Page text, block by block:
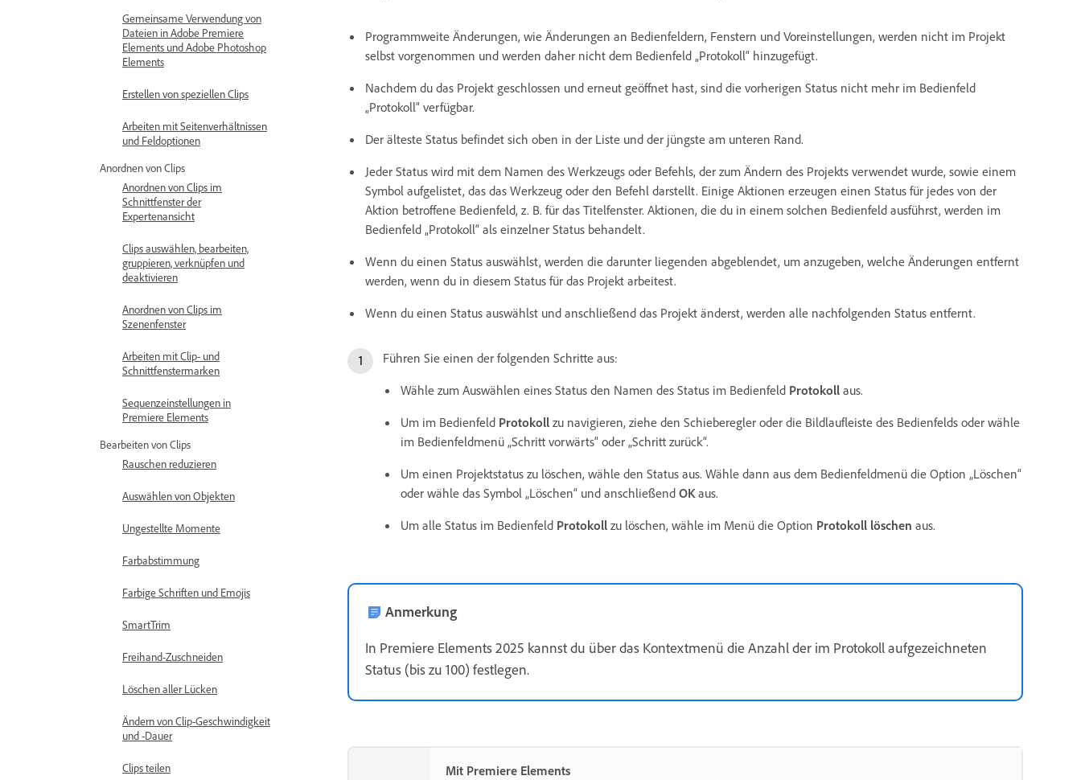
Gemeinsame Verwendung von
Dateien in Adobe Premiere
Elements und Adobe Photoshop
Elements
Erstellen von speziellen Clips
Arbeiten mit Seitenverhältnissen
und Feldoptionen
Anordnen von Clips
Anordnen von Clips im
Schnittfenster der
Expertenansicht
Clips auswählen, bearbeiten,
gruppieren, verknüpfen und
deaktivieren
Anordnen von Clips im
Szenenfenster
Arbeiten mit Clip- und
Schnittfenstermarken
Sequenzeinstellungen in
Premiere Elements
Bearbeiten von Clips
Rauschen reduzieren
Auswählen von Objekten
Ungestellte Momente
Farbabstimmung
Farbige Schriften und Emojis
SmartTrim
Freihand-Zuschneiden
Löschen aller Lücken
Ändern von Clip-Geschwindigkeit
und -Dauer
Clips teilen
Programmweite Änderungen, wie Änderungen an Bedienfeldern, Fenstern und Voreinstellungen, werden nicht im Projekt
selbst vorgenommen und werden daher nicht dem Bedienfeld „Protokoll“ hinzugefügt.
Nachdem du das Projekt geschlossen und erneut geöffnet hast, sind die vorherigen Status nicht mehr im Bedienfeld
„Protokoll“ verfügbar.
Der älteste Status befindet sich oben in der Liste und der jüngste am unteren Rand.
Jeder Status wird mit dem Namen des Werkzeugs oder Befehls, der zum Ändern des Projekts verwendet wurde, sowie einem
Symbol aufgelistet, das das Werkzeug oder den Befehl darstellt. Einige Aktionen erzeugen einen Status für jedes von der
Aktion betroffene Bedienfeld, z. B. für das Titelfenster. Aktionen, die du in einem solchen Bedienfeld ausführst, werden im
Bedienfeld „Protokoll“ als einzelner Status behandelt.
Wenn du einen Status auswählst, werden die darunter liegenden abgeblendet, um anzugeben, welche Änderungen entfernt
werden, wenn du in diesem Status für das Projekt arbeitest.
Wenn du einen Status auswählst und anschließend das Projekt änderst, werden alle nachfolgenden Status entfernt.
Führen Sie einen der folgenden Schritte aus:
Wähle zum Auswählen eines Status den Namen des Status im Bedienfeld Protokoll aus.
Um im Bedienfeld Protokoll zu navigieren, ziehe den Schieberegler oder die Bildlaufleiste des Bedienfelds oder wähle
im Bedienfeldmenü „Schritt vorwärts“ oder „Schritt zurück“.
Um einen Projektstatus zu löschen, wähle den Status aus. Wähle dann aus dem Bedienfeldmenü die Option „Löschen“
oder wähle das Symbol „Löschen“ und anschließend OK aus.
Um alle Status im Bedienfeld Protokoll zu löschen, wähle im Menü die Option Protokoll löschen aus.
Anmerkung
In Premiere Elements 2025 kannst du über das Kontextmenü die Anzahl der im Protokoll aufgezeichneten
Status (bis zu 100) festlegen.
Mit Premiere Elements